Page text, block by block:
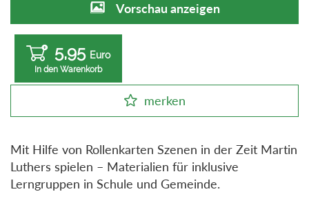
Vorschau anzeigen
5,95 Euro
In den Warenkorb
merken
Mit Hilfe von Rollenkarten Szenen in der Zeit Martin
Luthers spielen – Materialien für inklusive
Lerngruppen in Schule und Gemeinde.